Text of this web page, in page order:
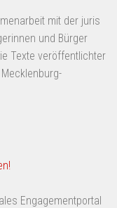
mit der juris
und Bürger
Texte veröffentlichter
Engagementportal